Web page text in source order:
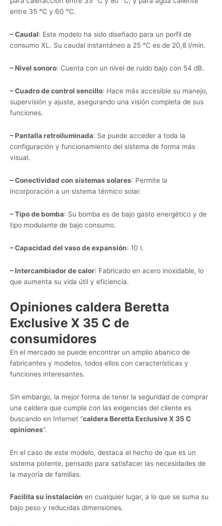
entre 35 °C y 60 °C.
– Caudal: Este modelo ha sido diseñado para un perfil de
consumo XL. Su caudal instantáneo a 25 °C es de 20,8 l/min.
– Nivel sonoro: Cuenta con un nivel de ruido bajo con 54 dB.
– Cuadro de control sencillo: Hace más accesible su manejo,
supervisión y ajuste, asegurando una visión completa de sus
funciones.
– Pantalla retroiluminada: Se puede acceder a toda la
configuración y funcionamiento del sistema de forma más
visual.
– Conectividad con sistemas solares: Permite la
incorporación a un sistema térmico solar.
– Tipo de bomba: Su bomba es de bajo gasto energético y de
tipo modulante de bajo consumo.
– Capacidad del vaso de expansión: 10 l.
– Intercambiador de calor: Fabricado en acero inoxidable, lo
que aumenta su vida útil y eficiencia.
Opiniones caldera Beretta
Exclusive X 35 C de
consumidores
En el mercado se puede encontrar un amplio abanico de
fabricantes y modelos, todos ellos con características y
funciones interesantes.
Sin embargo, la mejor forma de tener la seguridad de comprar
una caldera que cumpla con las exigencias del cliente es
buscando en Internet “caldera Beretta Exclusive X 35 C
opiniones”.
En el caso de este modelo, destaca el hecho de que es un
sistema potente, pensado para satisfacer las necesidades de
la mayoría de familias.
Facilita su instalación en cualquier lugar, a lo que se suma su
bajo peso y reducidas dimensiones.